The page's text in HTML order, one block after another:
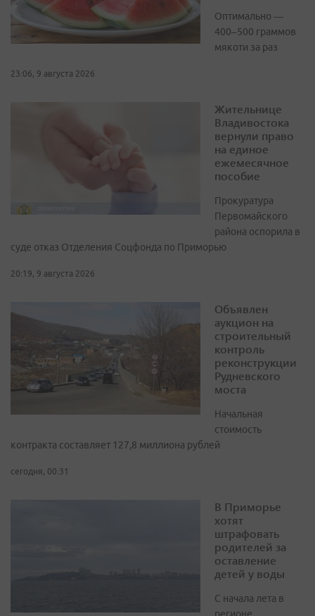
Оптимально —
400–500 граммов
мякоти за раз
23:06, 9 августа 2026
Жительнице
Владивостока
вернули право
на единое
ежемесячное
пособие
Прокуратура
Первомайского
района оспорила в
суде отказ Отделения Соцфонда по Приморью
20:19, 9 августа 2026
Объявлен
аукцион на
строительный
контроль
реконструкции
Рудневского
моста
Начальная
стоимость
контракта составляет 127,8 миллиона рублей
сегодня, 00:31
В Приморье
хотят
штрафовать
родителей за
оставление
детей у воды
С начала лета в